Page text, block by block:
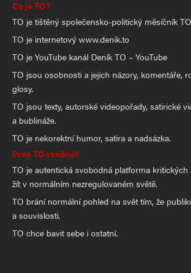
Co je TO?
TO je tištěný společensko-politický měsíčník TO
TO je internetový www.denik.to
TO je YouTube kanál Deník TO – YouTube
TO jsou osobnosti a jejich názory, komentáře,
glosy.
TO jsou texty, autorské videopořady, satirické
a bublináže.
TO je nekorektní humor, satira a nadsázka.
Proč TO vzniklo?
TO je autentická svobodná platforma
žít v normálním nezregulovaném světě.
TO brání normální pohled na svět tím, že
a souvislosti.
TO chce bavit sebe i ostatní.